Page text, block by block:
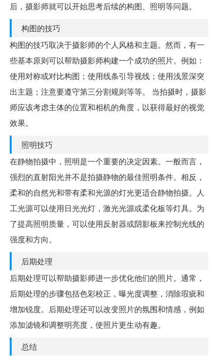
后，摄影师就可以开始思考后续的构图、照明等问题。
构图的技巧
构图的技巧取决于摄影师的个人风格和主题。然而，有一
些基本原则可以帮助摄影师构建一个成功的照片。例如：
使用对称或对比构图；使用线条引导视线；使用浅景深突
出主题；注意要遵守第三分割规则等等。 当拍摄时，摄影
师应该考虑主体的位置和相机的角度，以获得最好的视觉
效果。
照明技巧
在静物拍摄中，照明是一个重要的决定因素。一般而言，
强烈的直射阳光并不是拍摄静物的最佳照明条件。相反，
柔和的自然光和带有柔和光源的灯光更适合静物拍摄。人
工光源可以使用日光光灯，激光光源或柔化板等灯具。为
了提高照明质量，可以使用反射器或阴影板来控制光线的
强度和方向。
后期处理
后期处理可以帮助摄影师进一步优化他们的照片。通常，
后期处理的步骤包括色彩校正，曝光度调整，消除瑕疵和
增加锐度。后期处理还可以改变照片的氛围和情感，例如
添加滤镜和调整明亮度，使照片更生动有趣。
总结